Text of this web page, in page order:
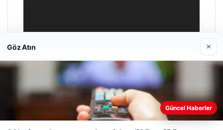
Enes Kaplan Avukatlık Bürosu
Web sitemizi nasıl kullandığınızı daha iyi anlayabilmek,
deneyiminizi kişiselleştirmek ve geliştirmek amacıyla çerezler
kullanıyoruz.Çerez Politikamız
Göz Atın ×
Güncel Haberler